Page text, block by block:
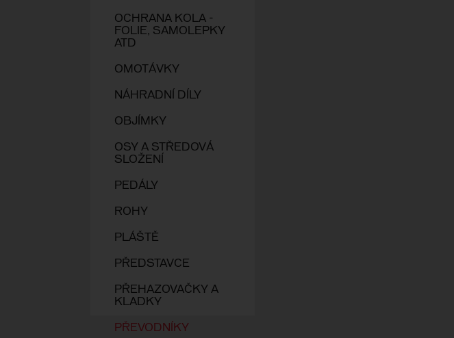
OCHRANA KOLA -
FOLIE, SAMOLEPKY
ATD
OMOTÁVKY
NÁHRADNÍ DÍLY
OBJÍMKY
OSY A STŘEDOVÁ
SLOŽENÍ
PEDÁLY
ROHY
PLÁŠTĚ
PŘEDSTAVCE
PŘEHAZOVAČKY A
KLADKY
PŘEVODNÍKY